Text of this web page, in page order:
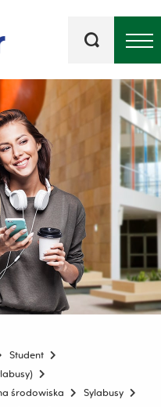
kluczowe
Student
środowiska
Sylabusy